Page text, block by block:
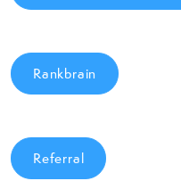
Rankbrain
Referral